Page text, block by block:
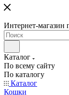
Интернет-магазин
Каталог
По всему сайту
По каталогу
Каталог
Кошки